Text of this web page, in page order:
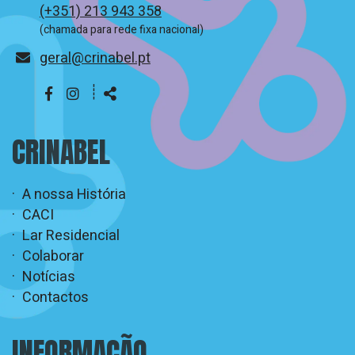
(+351) 213 943 358
(chamada para rede fixa nacional)
E-
geral@crinabel.pt
Siga-
┊
Partilhar
CRINABEL
A nossa História
CACI
Lar Residencial
Colaborar
Notícias
Contactos